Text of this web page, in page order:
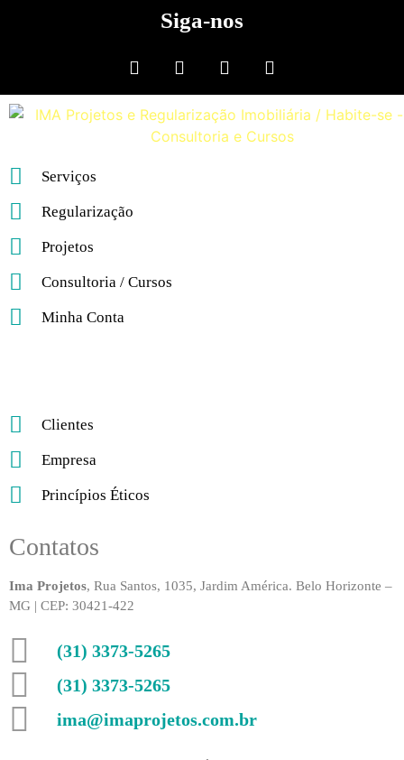
Siga-nos
Serviços
Regularização
Projetos
Consultoria / Cursos
Minha Conta
Clientes
Empresa
Princípios Éticos
Contatos
Ima Projetos, Rua Santos, 1035, Jardim América. Belo Horizonte –
MG | CEP: 30421-422
(31) 3373-5265
(31) 3373-5265
ima@imaprojetos.com.br